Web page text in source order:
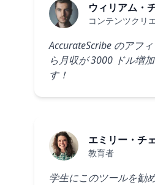
ウィリアム・
コンテンツクリ
AccurateScribe のアフ
ら月収が 3000 ドル増
す！
エミリー・チ
教育者
学生にこのツールを勧